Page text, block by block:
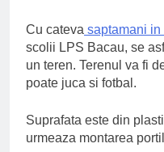
Cu cateva saptamani in
scolii LPS Bacau, se
un teren. Terenul va fi
poate juca si fotbal.
Suprafata este din
urmeaza montarea